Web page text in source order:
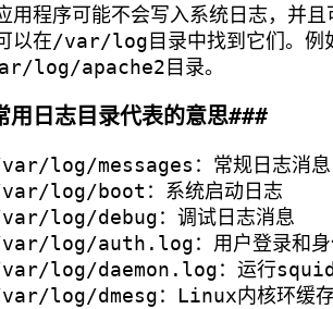
用程序可能不会写入系统日志，并
以在/var/log目录中找到它们。例
log/apache2目录。
用日志目录代表的意思###
log/messages：常规日志消息
log/boot：系统启动日志
log/debug：调试日志消息
log/auth.log：用户登录和身
log/daemon.log：运行squid
log/dmesg：Linux内核环缓